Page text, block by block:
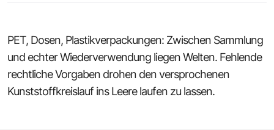
PET, Dosen, Plastikverpackungen: Zwischen Sammlung
und echter Wiederverwendung liegen Welten. Fehlende
rechtliche Vorgaben drohen den versprochenen
Kunststoffkreislauf ins Leere laufen zu lassen.